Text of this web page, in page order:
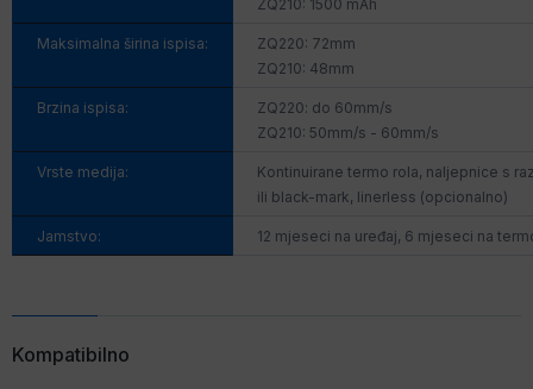
ZQ210: 1500 mAh
Maksimalna širina ispisa:
ZQ220: 72mm
ZQ210: 48mm
Brzina ispisa:
ZQ220: do 60mm/s
ZQ210: 50mm/s - 60mm/s
Vrste medija:
Kontinuirane termo rola, naljepnice s
ili black-mark, linerless (opcionalno)
Jamstvo: 12 mjeseci na uređaj, 6 mjeseci na
Kompatibilno